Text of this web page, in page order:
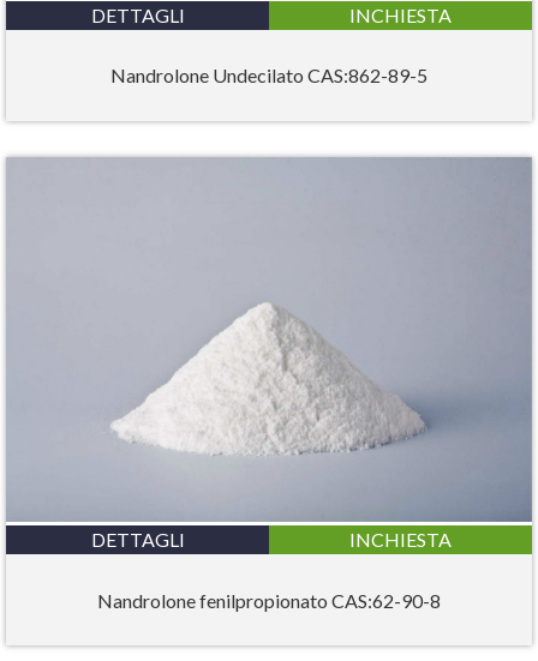
DETTAGLI INCHIESTA
Nandrolone Undecilato CAS:862-89-5
DETTAGLI INCHIESTA
Nandrolone fenilpropionato CAS:62-90-8